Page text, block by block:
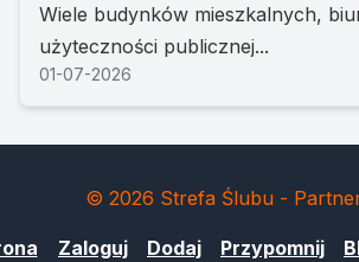
Wiele budynków mieszkalnych,
użyteczności publicznej...
01-07-2026
© 2026 Strefa Ślubu -
Zaloguj
Dodaj
Przypomnij